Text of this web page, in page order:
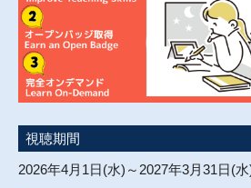
視聴期間
2026年4月1日(水)～2027年3月31日(水